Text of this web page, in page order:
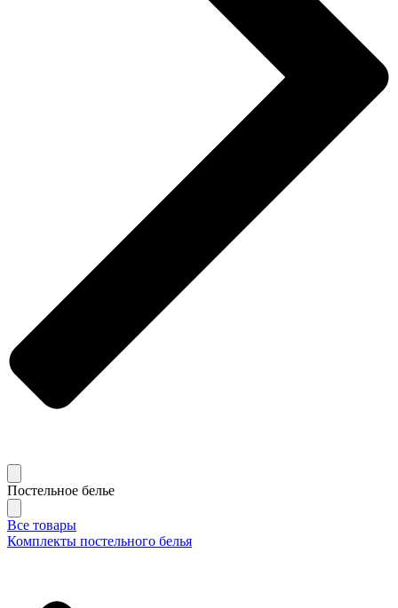
Постельное белье
Все товары
Комплекты постельного белья